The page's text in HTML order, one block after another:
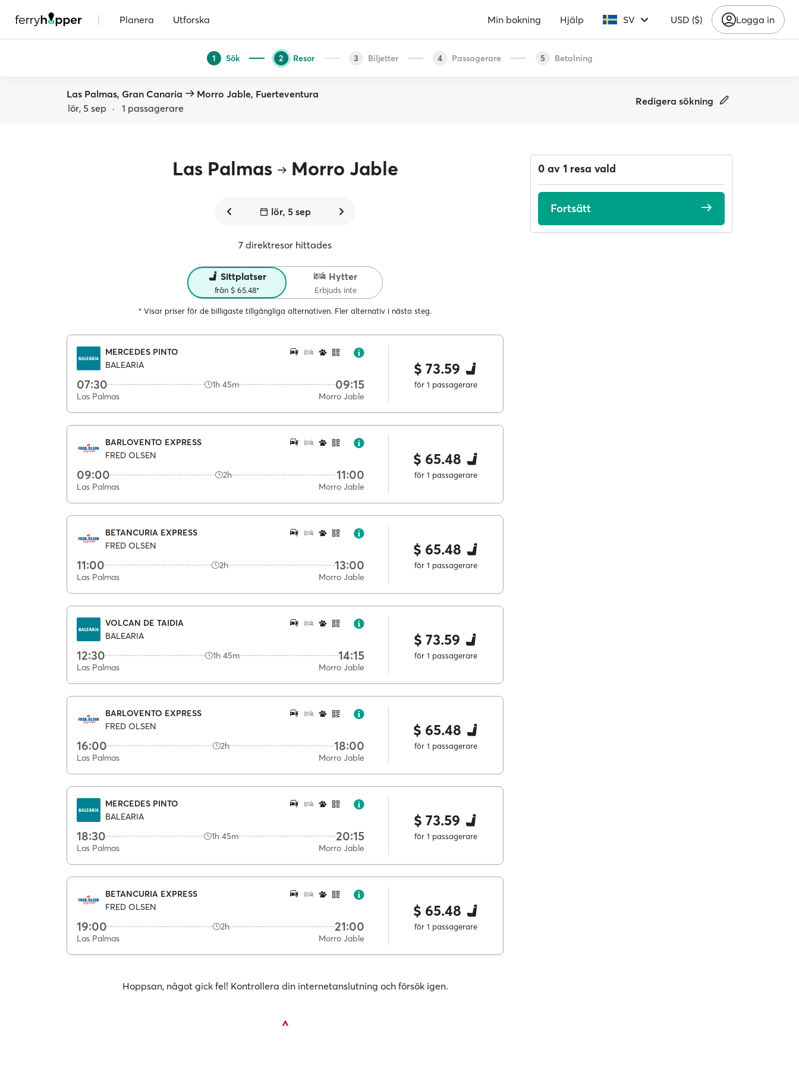
| Planera Utforska Min bokning Hjälp SV USD ($) Logga in
1 Sök 2 Resor 3 Biljetter 4 Passagerare 5 Betalning
Las Palmas, Gran Canaria
Morro Jable, Fuerteventura
lör, 5 sep · 1 passagerare
Redigera sökning
Las Palmas Morro Jable
lör, 5 sep
7 direktresor hittades
Sittplatser
från $ 65.48*
Hytter
Erbjuds inte
* Visar priser för de billigaste tillgängliga alternativen. Fler alternativ i nästa steg.
MERCEDES PINTO
BALEARIA
07:30 1h 45m 09:15
Las Palmas Morro Jable
$ 73.59
för 1 passagerare
BARLOVENTO EXPRESS
FRED OLSEN
09:00 2h 11:00
Las Palmas Morro Jable
$ 65.48
för 1 passagerare
BETANCURIA EXPRESS
FRED OLSEN
11:00 2h 13:00
Las Palmas Morro Jable
$ 65.48
för 1 passagerare
VOLCAN DE TAIDIA
BALEARIA
12:30 1h 45m 14:15
Las Palmas Morro Jable
$ 73.59
för 1 passagerare
BARLOVENTO EXPRESS
FRED OLSEN
16:00 2h 18:00
Las Palmas Morro Jable
$ 65.48
för 1 passagerare
MERCEDES PINTO
BALEARIA
18:30 1h 45m 20:15
Las Palmas Morro Jable
$ 73.59
för 1 passagerare
BETANCURIA EXPRESS
FRED OLSEN
19:00 2h 21:00
Las Palmas Morro Jable
$ 65.48
för 1 passagerare
Hoppsan, något gick fel! Kontrollera din internetanslutning och försök igen.
0 av 1 resa vald
Fortsätt